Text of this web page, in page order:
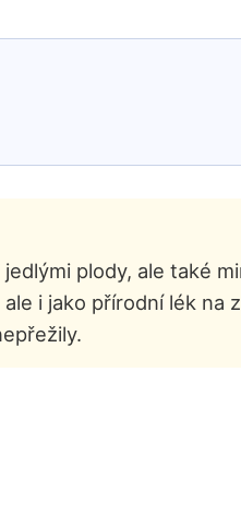
plody, ale také
i jako přírodní lék na